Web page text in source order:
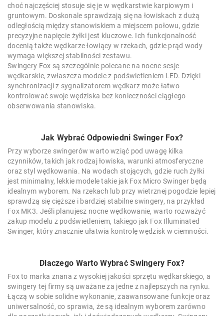
choć najczęściej stosuje się je w wędkarstwie karpiowym i
gruntowym. Doskonale sprawdzają się na łowiskach z dużą
odległością między stanowiskiem a miejscem połowu, gdzie
precyzyjne napięcie żyłki jest kluczowe. Ich funkcjonalność
docenią także wędkarze łowiący w rzekach, gdzie prąd wody
wymaga większej stabilności zestawu.
Swingery Fox są szczególnie polecane na nocne sesje
wędkarskie, zwłaszcza modele z podświetleniem LED. Dzięki
synchronizacji z sygnalizatorem wędkarz może łatwo
kontrolować swoje wędziska bez konieczności ciągłego
obserwowania stanowiska.
Jak Wybrać Odpowiedni Swinger Fox?
Przy wyborze swingerów warto wziąć pod uwagę kilka
czynników, takich jak rodzaj łowiska, warunki atmosferyczne
oraz styl wędkowania. Na wodach stojących, gdzie ruch żyłki
jest minimalny, lekkie modele takie jak Fox Micro Swinger będą
idealnym wyborem. Na rzekach lub przy wietrznej pogodzie lepiej
sprawdzą się cięższe i bardziej stabilne swingery, na przykład
Fox MK3. Jeśli planujesz nocne wędkowanie, warto rozważyć
zakup modelu z podświetleniem, takiego jak Fox Illuminated
Swinger, który znacznie ułatwia kontrolę wędzisk w ciemności.
Dlaczego Warto Wybrać Swingery Fox?
Fox to marka znana z wysokiej jakości sprzętu wędkarskiego, a
swingery tej firmy są uważane za jedne z najlepszych na rynku.
Łączą w sobie solidne wykonanie, zaawansowane funkcje oraz
uniwersalność, co sprawia, że są idealnym wyborem zarówno